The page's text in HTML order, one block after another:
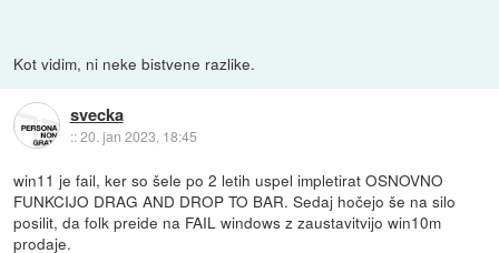
Kot vidim, ni neke bistvene razlike.
svecka
::20. jan 2023, 18:45
win11 je fail, ker so šele po 2 letih uspel impletirat OSNOVNO
FUNKCIJO DRAG AND DROP TO BAR. Sedaj hočejo še na silo
posilit, da folk preide na FAIL windows z zaustavitvijo win10m
prodaje.